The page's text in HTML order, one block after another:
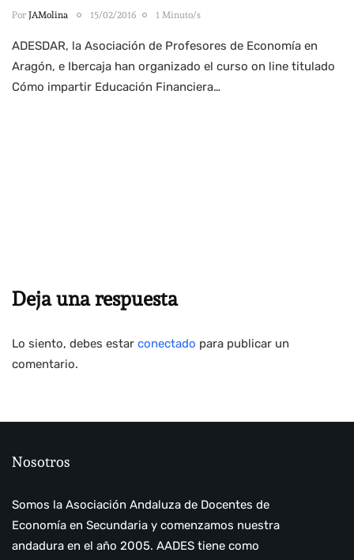
Por JAMolina 15/02/2016 1 Minuto/s
ADESDAR, la Asociación de Profesores de Economía en
Aragón, e Ibercaja han organizado el curso on line titulado
Cómo impartir Educación Financiera…
Deja una respuesta
Lo siento, debes estar conectado para publicar un
comentario.
Nosotros
Somos la Asociación Andaluza de Docentes de
Economía en Secundaria y comenzamos nuestra
andadura en el año 2005. AADES tiene como